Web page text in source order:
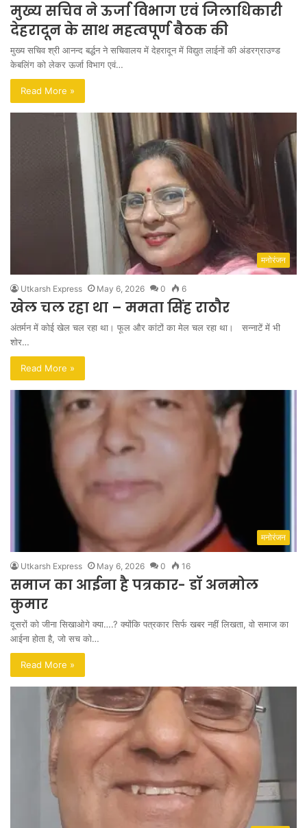
मुख्य सचिव ने ऊर्जा विभाग एवं जिलाधिकारी
देहरादून के साथ महत्वपूर्ण बैठक की
मुख्य सचिव श्री आनन्द बर्द्धन ने सचिवालय में देहरादून में विद्युत लाईनों की अंडरग्राउण्ड
केबलिंग को लेकर ऊर्जा विभाग एवं…
Read More »
मनोरंजन
Utkarsh Express May 6, 2026 0 6
खेल चल रहा था – ममता सिंह राठौर
अंतर्मन में कोई खेल चल रहा था। फूल और कांटों का मेल चल रहा था। सन्नाटें में भी
शोर…
Read More »
मनोरंजन
Utkarsh Express May 6, 2026 0 16
समाज का आईना है पत्रकार- डॉ अनमोल
कुमार
दूसरों को जीना सिखाओगे क्या….? क्योंकि पत्रकार सिर्फ खबर नहीं लिखता, वो समाज का
आईना होता है, जो सच को…
Read More »